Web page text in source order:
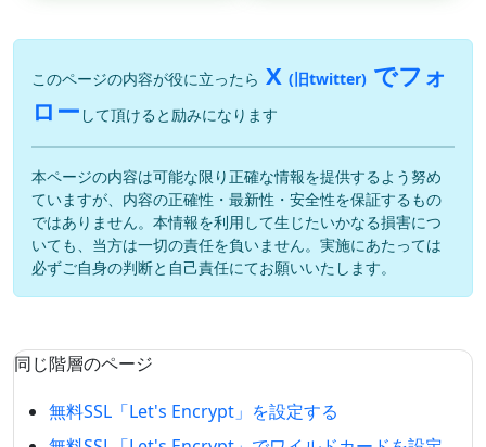
このページの内容が役に立ったら X (旧twitter) でフォ
ロー して頂けると励みになります
本ページの内容は可能な限り正確な情報を提供するよう努め
ていますが、内容の正確性・最新性・安全性を保証するもの
ではありません。本情報を利用して生じたいかなる損害につ
いても、当方は一切の責任を負いません。実施にあたっては
必ずご自身の判断と自己責任にてお願いいたします。
同じ階層のページ
無料SSL「Let's Encrypt」を設定する